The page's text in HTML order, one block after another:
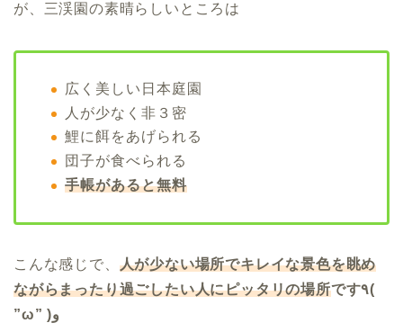
が、三渓園の素晴らしいところは
広く美しい日本庭園
人が少なく非３密
鯉に餌をあげられる
団子が食べられる
手帳があると無料
こんな感じで、 人が少ない場所でキレイな景色を眺め
ながらまったり過ごしたい人にピッタリの場所です٩(
”ω” )و